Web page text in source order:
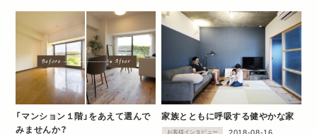
「マンション１階」をあえて選んで
みませんか？
家族とともに呼吸する健やかな家
お客様インタビュー